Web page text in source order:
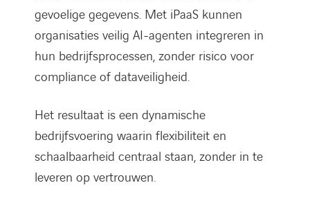
gevoelige gegevens. Met iPaaS kunnen
organisaties veilig AI-agenten integreren in
hun bedrijfsprocessen, zonder risico voor
compliance of dataveiligheid.
Het resultaat is een dynamische
bedrijfsvoering waarin flexibiliteit en
schaalbaarheid centraal staan, zonder in te
leveren op vertrouwen.